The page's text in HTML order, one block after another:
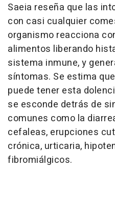
Saeia reseña que las
con casi cualquier
organismo reacciona
alimentos liberando
sistema inmune, y
síntomas. Se estima
puede tener esta
se esconde detrás de
comunes como la
cefaleas, erupciones
crónica, urticaria,
fibromiálgicos.